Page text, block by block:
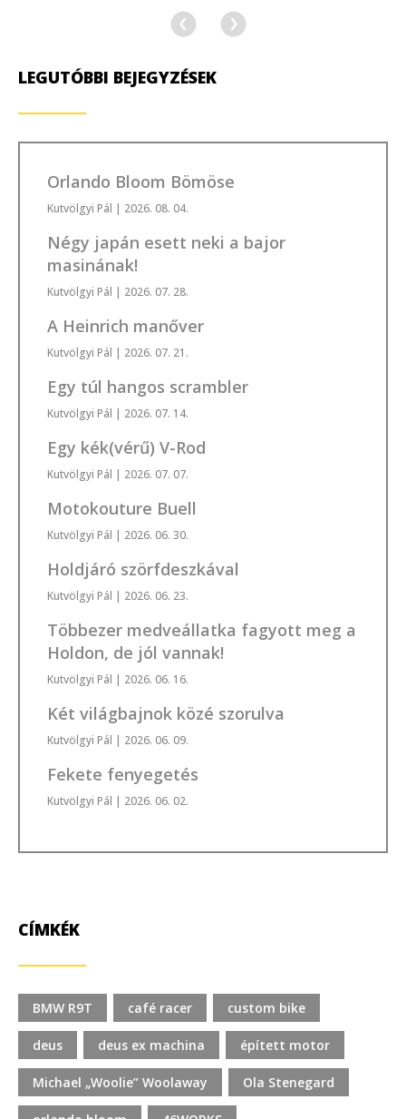
LEGUTÓBBI BEJEGYZÉSEK
Orlando Bloom Bömöse
Kutvölgyi Pál | 2026. 08. 04.
Négy japán esett neki a bajor
masinának!
Kutvölgyi Pál | 2026. 07. 28.
A Heinrich manőver
Kutvölgyi Pál | 2026. 07. 21.
Egy túl hangos scrambler
Kutvölgyi Pál | 2026. 07. 14.
Egy kék(vérű) V-Rod
Kutvölgyi Pál | 2026. 07. 07.
Motokouture Buell
Kutvölgyi Pál | 2026. 06. 30.
Holdjáró szörfdeszkával
Kutvölgyi Pál | 2026. 06. 23.
Többezer medveállatka fagyott meg a
Holdon, de jól vannak!
Kutvölgyi Pál | 2026. 06. 16.
Két világbajnok közé szorulva
Kutvölgyi Pál | 2026. 06. 09.
Fekete fenyegetés
Kutvölgyi Pál | 2026. 06. 02.
CÍMKÉK
BMW R9T café racer custom bike
deus deus ex machina épített motor
Michael „Woolie” Woolaway Ola Stenegard